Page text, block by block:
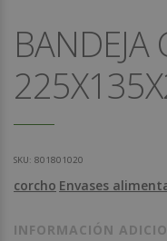
BANDEJA
SKU: 801801020
corcho Envases
INFORMACIÓN